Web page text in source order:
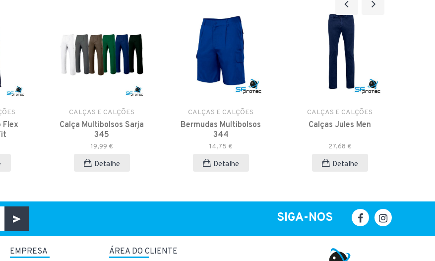
Flex
CALÇAS E CALÇÕES
Calça Multibolsos Sarja
345
19,99 €
Detalhe
CALÇAS E CALÇÕES
Bermudas Multibolsos
344
14,75 €
Detalhe
CALÇAS E CALÇÕES
Calças Jules Men
27,68 €
Detalhe
SIGA-NOS
EMPRESA ÁREA DO CLIENTE